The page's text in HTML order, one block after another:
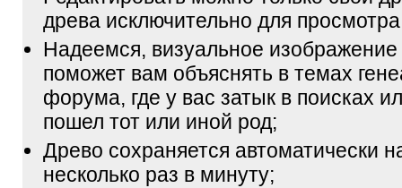
древа исключительно для
Надеемся, визуальное
поможет вам объяснять в темах
форума, где у вас затык в поисках
пошел тот или иной род;
Древо сохраняется автоматически
несколько раз в минуту;